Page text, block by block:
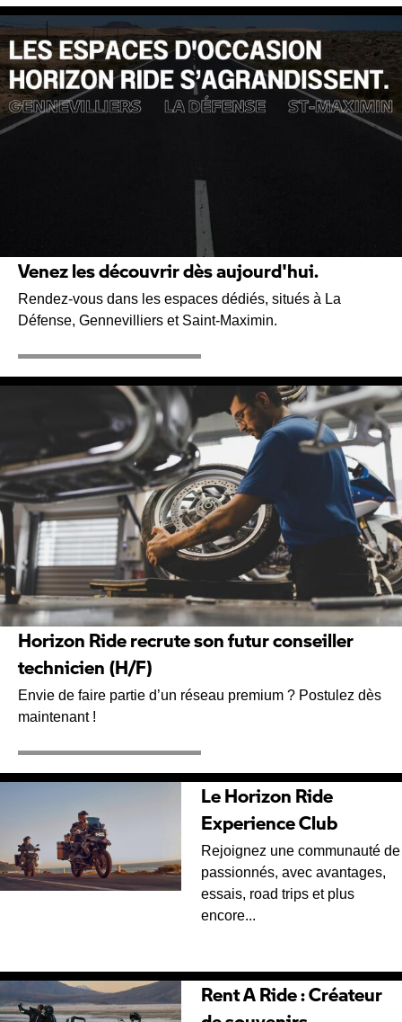
Venez les découvrir dès aujourd'hui.
Rendez-vous dans les espaces dédiés, situés à La
Défense, Gennevilliers et Saint-Maximin.
Horizon Ride recrute son futur conseiller
technicien (H/F)
Envie de faire partie d’un réseau premium ? Postulez dès
maintenant !
Le Horizon Ride
Experience Club
Rejoignez une communauté de
passionnés, avec avantages,
essais, road trips et plus
encore...
Rent A Ride : Créateur